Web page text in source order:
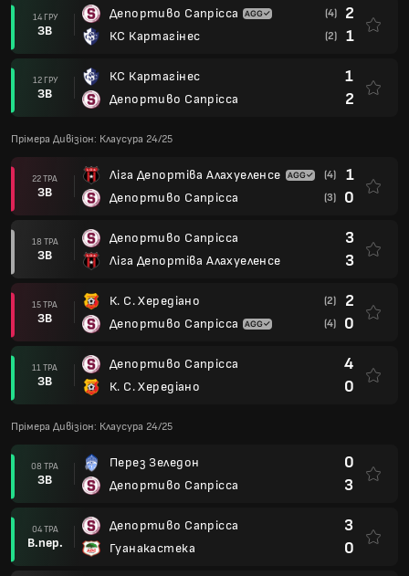
14 ГРУ
ЗВ
Депортиво Сапрісса
КС Картагінес
(4) 2
(2) 1
12 ГРУ
ЗВ
КС Картагінес
Депортиво Сапрісса
1
2
Прімера Дивізіон: Клаусура 24/25
22 ТРА
ЗВ
Ліга Депортіва Алахуеленсе
Депортиво Сапрісса
(4) 1
(3) 0
18 ТРА
ЗВ
Депортиво Сапрісса
Ліга Депортіва Алахуеленсе
3
3
15 ТРА
ЗВ
К. С. Хередіано
Депортиво Сапрісса
(2) 2
(4) 0
11 ТРА
ЗВ
Депортиво Сапрісса
К. С. Хередіано
4
0
Прімера Дивізіон: Клаусура 24/25
08 ТРА
ЗВ
Перез Зеледон
Депортиво Сапрісса
0
3
04 ТРА
В.пер.
Депортиво Сапрісса
Гуанакастека
3
0